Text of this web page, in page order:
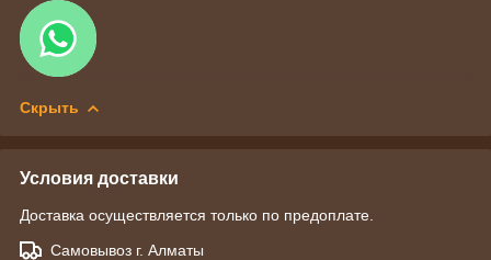
Скрыть
Условия доставки
Доставка осуществляется только по предоплате.
Самовывоз г. Алматы